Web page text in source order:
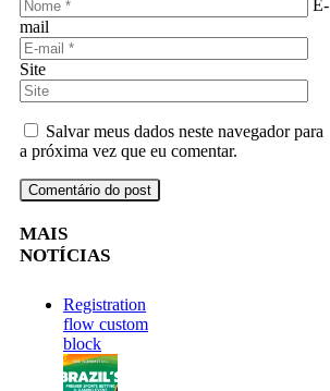
E-
mail
Site
Salvar meus dados neste navegador para
a próxima vez que eu comentar.
MAIS
NOTÍCIAS
Registration
flow custom
block